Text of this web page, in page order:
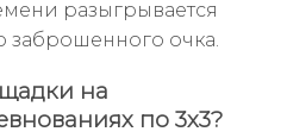
разыгрывается
заброшенного очка.
на
по 3х3?